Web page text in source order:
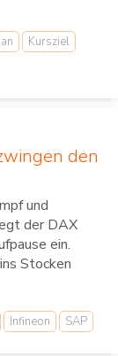
Kursziel
den
und
der DAX
ein.
Stocken
Infineon SAP